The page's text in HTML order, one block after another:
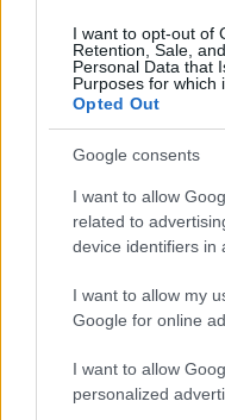
I want to opt-out of
Retention, Sale,
Personal Data that
Purposes for which
Opted Out
Google consents
I want to allow
related to
device identifiers in
I want to allow my
Google for online
I want to allow
personalized
az első magyar
pályamű esztétikai
sajátosságait is magán
Kotormán Norbert
szobrász diplomát,
stílust kialakítva –
fogalmazott,